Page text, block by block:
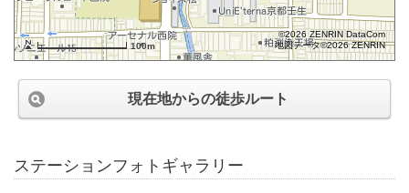
100m
©2026 ZENRIN DataCom
地図データ©2026 ZENRIN
現在地からの徒歩ルート
ステーションフォトギャラリー